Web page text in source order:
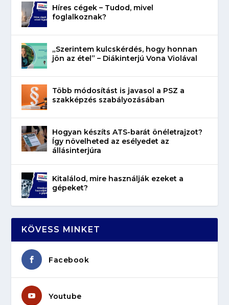
Híres cégek – Tudod, mivel
foglalkoznak?
„Szerintem kulcskérdés, hogy honnan
jön az étel” – Diákinterjú Vona Violával
Több módosítást is javasol a PSZ a
szakképzés szabályozásában
Hogyan készíts ATS-barát önéletrajzot?
Így növelheted az esélyedet az
állásinterjúra
Kitalálod, mire használják ezeket a
gépeket?
KÖVESS MINKET
Facebook
Youtube